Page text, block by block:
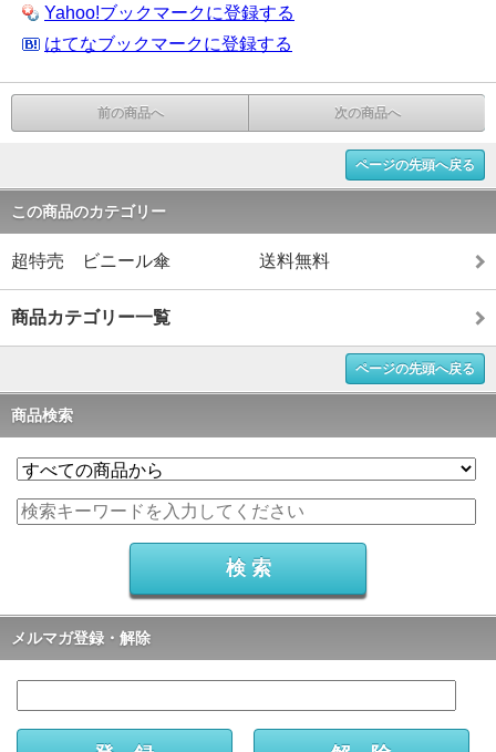
Yahoo!ブックマークに登録する
はてなブックマークに登録する
前の商品へ 次の商品へ
ページの先頭へ戻る
この商品のカテゴリー
超特売 ビニール傘 送料無料
商品カテゴリー一覧
ページの先頭へ戻る
商品検索
メルマガ登録・解除